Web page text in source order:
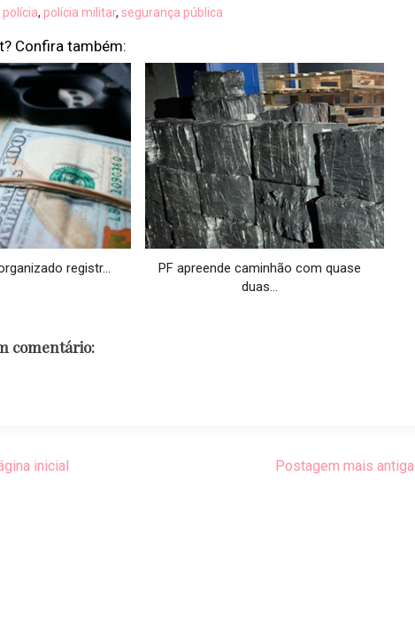
polícia,polícia militar,segurança pública
Confira também:
registr...
PF apreende caminhão com quase
duas...
comentário:
Postagem mais antiga
inicial